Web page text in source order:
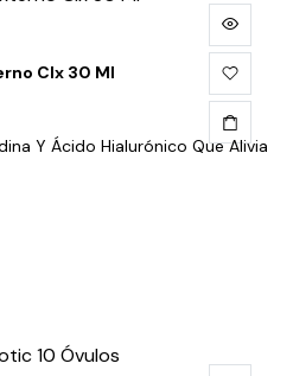
Clx 30 Ml
Y Ácido Hialurónico Que Alivia